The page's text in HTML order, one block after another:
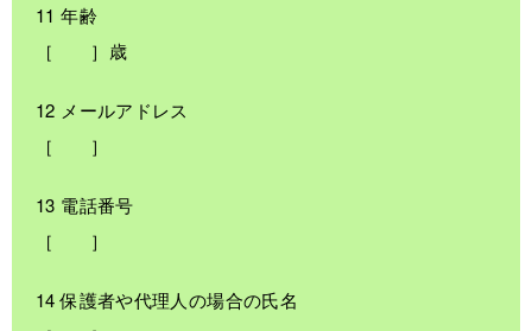
11 年齢
［ ］歳
12 メールアドレス
［ ］
13 電話番号
［ ］
14 保護者や代理人の場合の氏名